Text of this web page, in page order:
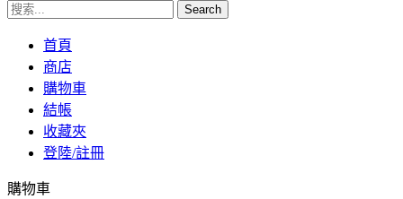
Search
首頁
商店
購物車
結帳
收藏夾
登陸/註冊
購物車